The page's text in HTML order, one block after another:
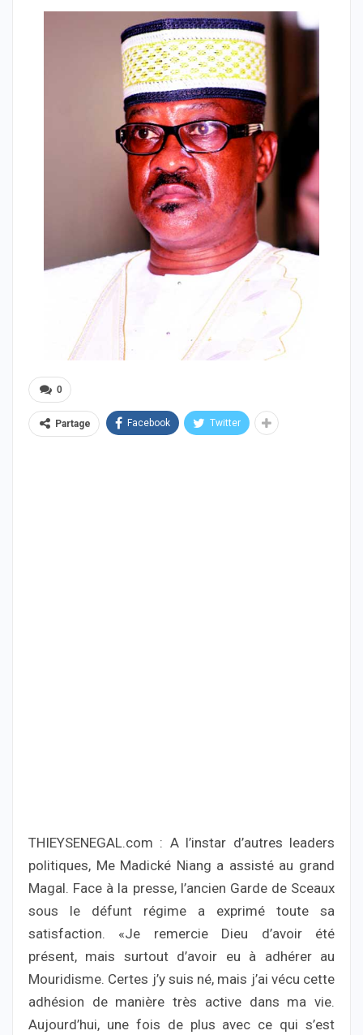
0
Partage Facebook Twitter
THIEYSENEGAL.com : A l’instar d’autres leaders
politiques, Me Madické Niang a assisté au grand
Magal. Face à la presse, l’ancien Garde de Sceaux
sous le défunt régime a exprimé toute sa
satisfaction. «Je remercie Dieu d’avoir été
présent, mais surtout d’avoir eu à adhérer au
Mouridisme. Certes j’y suis né, mais j’ai vécu cette
adhésion de manière très active dans ma vie.
Aujourd’hui, une fois de plus avec ce qui s’est